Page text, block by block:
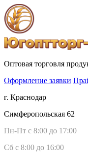
Оптовая торговля
Оформление заявки
г. Краснодар
Симферопольская 62
Пн-Пт с 8:00 до 17:00
Сб с 8:00 до 16:00